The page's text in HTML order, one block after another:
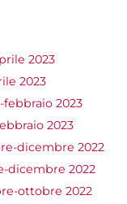
2023
2023
2023
2023
dicembre 2022
dicembre 2022
ottobre 2022